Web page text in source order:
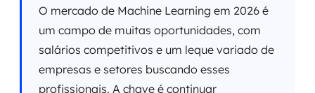
O mercado de Machine Learning em 2026 é
um campo de muitas oportunidades, com
salários competitivos e um leque variado de
empresas e setores buscando esses
profissionais. A chave é continuar